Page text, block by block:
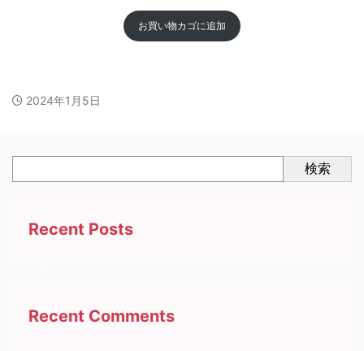
お買い物カゴに追加
2024年1月5日
検索
Recent Posts
Recent Comments